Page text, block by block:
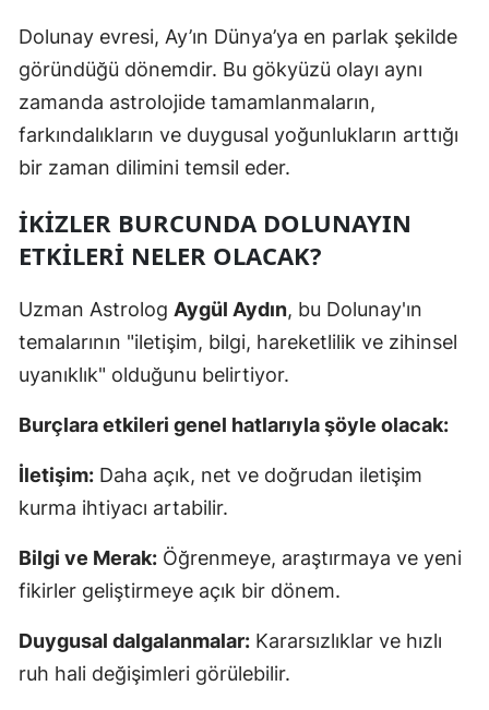
Dolunay evresi, Ay’ın Dünya’ya en parlak şekilde
göründüğü dönemdir. Bu gökyüzü olayı aynı
zamanda astrolojide tamamlanmaların,
farkındalıkların ve duygusal yoğunlukların arttığı
bir zaman dilimini temsil eder.
İKIZLER BURCUNDA DOLUNAYIN
ETKILERI NELER OLACAK?
Uzman Astrolog Aygül Aydın, bu Dolunay'ın
temalarının "iletişim, bilgi, hareketlilik ve zihinsel
uyanıklık" olduğunu belirtiyor.
Burçlara etkileri genel hatlarıyla şöyle olacak:
İletişim: Daha açık, net ve doğrudan iletişim
kurma ihtiyacı artabilir.
Bilgi ve Merak: Öğrenmeye, araştırmaya ve yeni
fikirler geliştirmeye açık bir dönem.
Duygusal dalgalanmalar: Kararsızlıklar ve hızlı
ruh hali değişimleri görülebilir.